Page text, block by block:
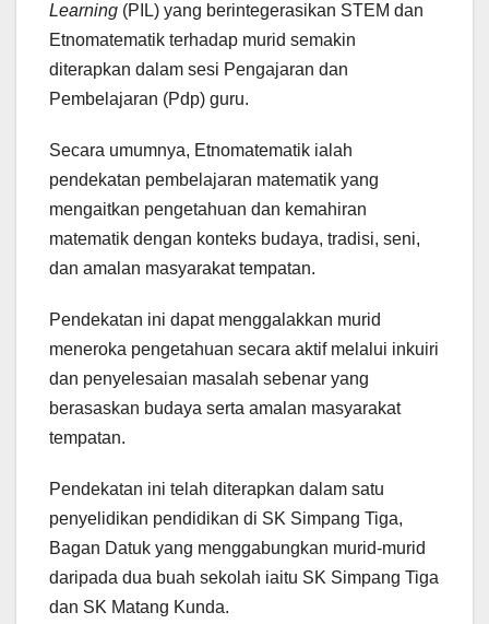
Learning (PIL) yang berintegerasikan STEM dan
Etnomatematik terhadap murid semakin
diterapkan dalam sesi Pengajaran dan
Pembelajaran (Pdp) guru.
Secara umumnya, Etnomatematik ialah
pendekatan pembelajaran matematik yang
mengaitkan pengetahuan dan kemahiran
matematik dengan konteks budaya, tradisi, seni,
dan amalan masyarakat tempatan.
Pendekatan ini dapat menggalakkan murid
meneroka pengetahuan secara aktif melalui inkuiri
dan penyelesaian masalah sebenar yang
berasaskan budaya serta amalan masyarakat
tempatan.
Pendekatan ini telah diterapkan dalam satu
penyelidikan pendidikan di SK Simpang Tiga,
Bagan Datuk yang menggabungkan murid-murid
daripada dua buah sekolah iaitu SK Simpang Tiga
dan SK Matang Kunda.